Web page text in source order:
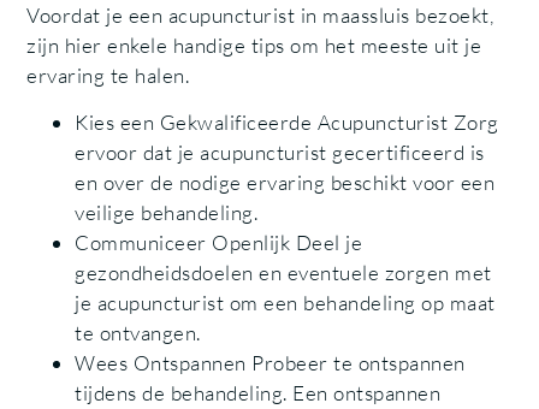
Voordat je een acupuncturist in maassluis bezoekt,
zijn hier enkele handige tips om het meeste uit je
ervaring te halen.
Kies een Gekwalificeerde Acupuncturist Zorg
ervoor dat je acupuncturist gecertificeerd is
en over de nodige ervaring beschikt voor een
veilige behandeling.
Communiceer Openlijk Deel je
gezondheidsdoelen en eventuele zorgen met
je acupuncturist om een behandeling op maat
te ontvangen.
Wees Ontspannen Probeer te ontspannen
tijdens de behandeling. Een ontspannen